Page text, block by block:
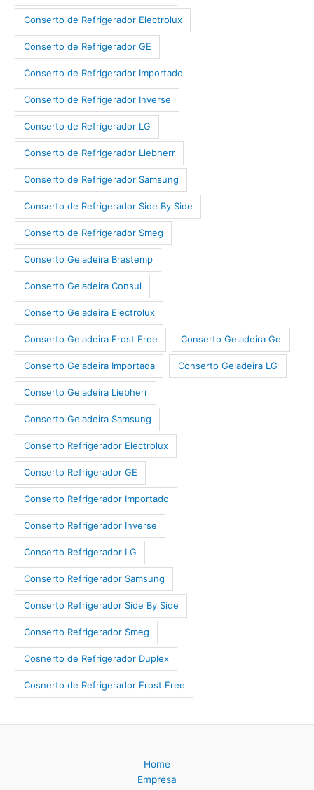
Conserto de Refrigerador Electrolux
Conserto de Refrigerador GE
Conserto de Refrigerador Importado
Conserto de Refrigerador Inverse
Conserto de Refrigerador LG
Conserto de Refrigerador Liebherr
Conserto de Refrigerador Samsung
Conserto de Refrigerador Side By Side
Conserto de Refrigerador Smeg
Conserto Geladeira Brastemp
Conserto Geladeira Consul
Conserto Geladeira Electrolux
Conserto Geladeira Frost Free Conserto Geladeira Ge
Conserto Geladeira Importada Conserto Geladeira LG
Conserto Geladeira Liebherr
Conserto Geladeira Samsung
Conserto Refrigerador Electrolux
Conserto Refrigerador GE
Conserto Refrigerador Importado
Conserto Refrigerador Inverse
Conserto Refrigerador LG
Conserto Refrigerador Samsung
Conserto Refrigerador Side By Side
Conserto Refrigerador Smeg
Cosnerto de Refrigerador Duplex
Cosnerto de Refrigerador Frost Free
Home
Empresa